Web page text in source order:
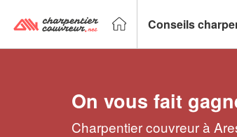
Conseils
On vous fait
Charpentier couvreur à